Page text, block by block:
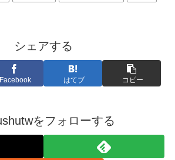
シェアする
Facebook はてブ コピー
をフォローする